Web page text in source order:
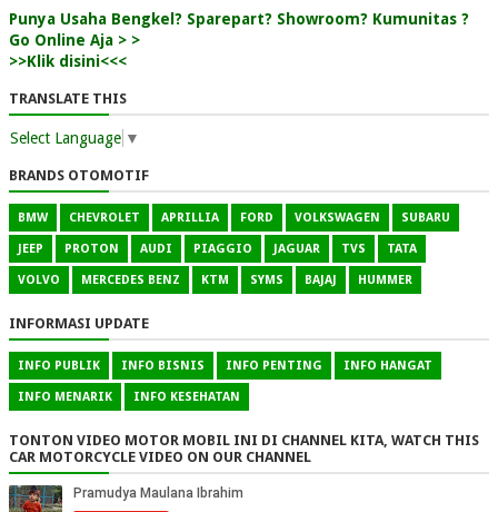
Punya Usaha Bengkel? Sparepart? Showroom? Kumunitas ?
Go Online Aja > >
>>Klik disini<<<
TRANSLATE THIS
Select Language ▼
BRANDS OTOMOTIF
BMW CHEVROLET APRILLIA FORD VOLKSWAGEN SUBARU
JEEP PROTON AUDI PIAGGIO JAGUAR TVS TATA
VOLVO MERCEDES BENZ KTM SYMS BAJAJ HUMMER
INFORMASI UPDATE
INFO PUBLIK INFO BISNIS INFO PENTING INFO HANGAT
INFO MENARIK INFO KESEHATAN
TONTON VIDEO MOTOR MOBIL INI DI CHANNEL KITA, WATCH THIS
CAR MOTORCYCLE VIDEO ON OUR CHANNEL